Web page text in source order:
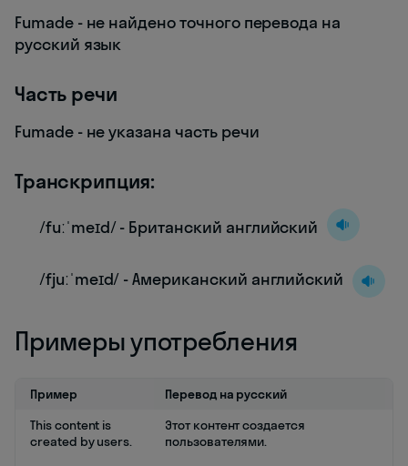
Fumade - не найдено точного перевода на
русский язык
Часть речи
Fumade - не указана часть речи
Транскрипция:
/fuːˈmeɪd/ - Британский английский
/fjuːˈmeɪd/ - Американский английский
Примеры употребления
Пример
Перевод на русский
This content is
created by users.
Этот контент создается
пользователями.